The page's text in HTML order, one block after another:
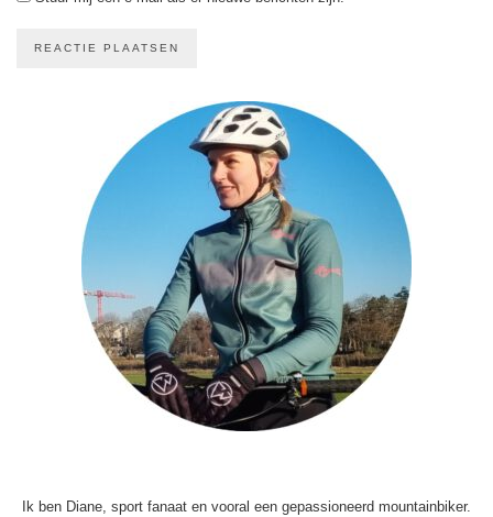
Ik ben Diane, sport fanaat en vooral een gepassioneerd mountainbiker.